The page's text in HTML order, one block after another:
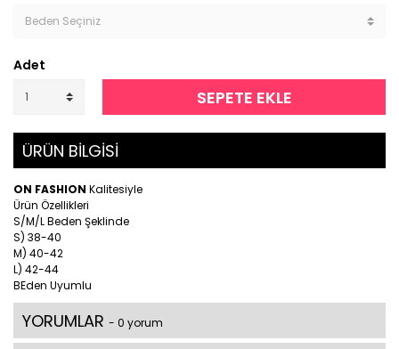
Adet
SEPETE EKLE
ÜRÜN BİLGİSİ
ON FASHION Kalitesiyle
Ürün Özellikleri
S/M/L Beden Şeklinde
S) 38-40
M) 40-42
L) 42-44
BEden Uyumlu
YORUMLAR - 0 yorum